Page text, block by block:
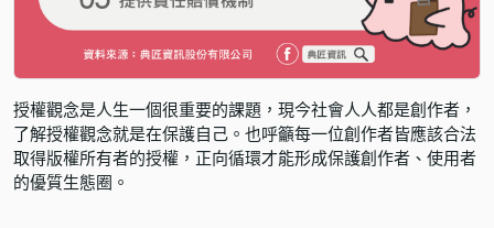
授權觀念是人生一個很重要的課題，現今社會人人都是創作者，
了解授權觀念就是在保護自己。也呼籲每一位創作者皆應該合法
取得版權所有者的授權，正向循環才能形成保護創作者、使用者
的優質生態圈。